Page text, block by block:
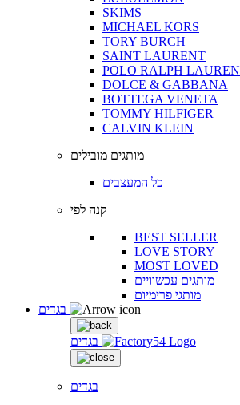
SKIMS
MICHAEL KORS
TORY BURCH
SAINT LAURENT
POLO RALPH LAUREN
DOLCE & GABBANA
BOTTEGA VENETA
TOMMY HILFIGER
CALVIN KLEIN
מותגים מובילים
כל המעצבים
קנה לפי
BEST SELLER
LOVE STORY
MOST LOVED
מותגים עכשוויים
מותגי פרימיום
בגדים
בגדים